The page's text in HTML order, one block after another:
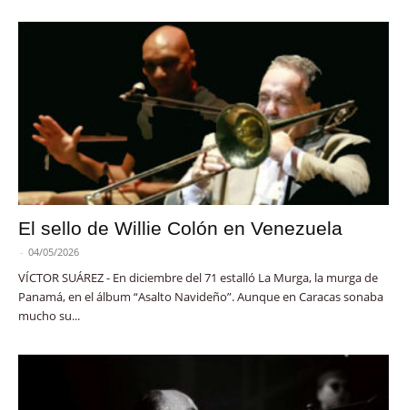
El sello de Willie Colón en Venezuela
- 04/05/2026
VÍCTOR SUÁREZ - En diciembre del 71 estalló La Murga, la murga de
Panamá, en el álbum “Asalto Navideño”. Aunque en Caracas sonaba
mucho su...